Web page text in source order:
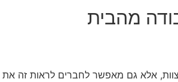
מהבית
אלא גם מאפשר לחברים לראות זה